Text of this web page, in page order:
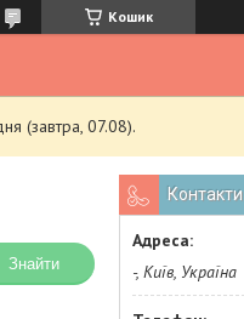
Кошик
(завтра, 07.08).
Знайти
Контакти
-, Київ, Україна